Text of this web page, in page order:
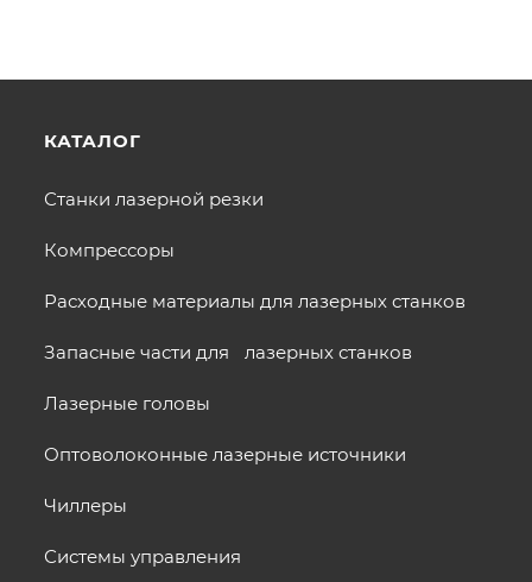
КАТАЛОГ
Станки лазерной резки
Компрессоры
Расходные материалы для лазерных станков
Запасные части для лазерных станков
Лазерные головы
Оптоволоконные лазерные источники
Чиллеры
Системы управления